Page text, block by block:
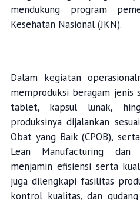
mendukung program
Kesehatan Nasional (JKN).
Dalam kegiatan
memproduksi beragam jenis
tablet, kapsul lunak,
produksinya dijalankan
Obat yang Baik (CPOB),
Lean Manufacturing
menjamin efisiensi serta
juga dilengkapi fasilitas
kontrol kualitas, dan